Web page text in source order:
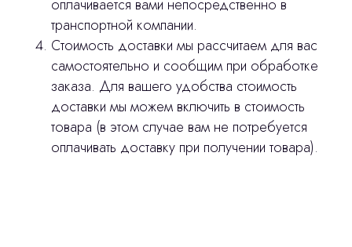
оплачивается вами непосредственно в
транспортной компании.
Стоимость доставки мы рассчитаем для вас
самостоятельно и сообщим при обработке
заказа. Для вашего удобства стоимость
доставки мы можем включить в стоимость
товара (в этом случае вам не потребуется
оплачивать доставку при получении товара).
Лицензирование
Изготовление хирургических шаблонов
Контакты